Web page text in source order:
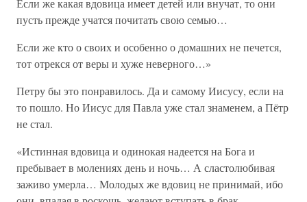
Если же какая вдовица имеет детей или внучат, то они
пусть прежде учатся почитать свою семью…
Если же кто о своих и особенно о домашних не печется,
тот отрекся от веры и хуже неверного…»
Петру бы это понравилось. Да и самому Иисусу, если на
то пошло. Но Иисус для Павла уже стал знаменем, а Пётр
не стал.
«Истинная вдовица и одинокая надеется на Бога и
пребывает в молениях день и ночь… А сластолюбивая
заживо умерла… Молодых же вдовиц не принимай, ибо